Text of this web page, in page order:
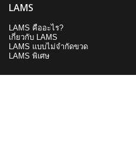
LAMS
LAMS คืออะไร?
เกี่ยวกับ LAMS
LAMS แบบไม่จำกัดขวด
LAMS พิเศษ